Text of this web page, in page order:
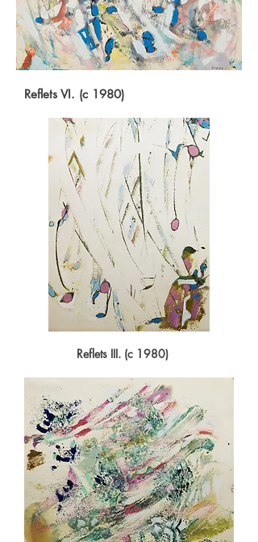
Reflets VI. (c 1980)
Reflets III. (c 1980)